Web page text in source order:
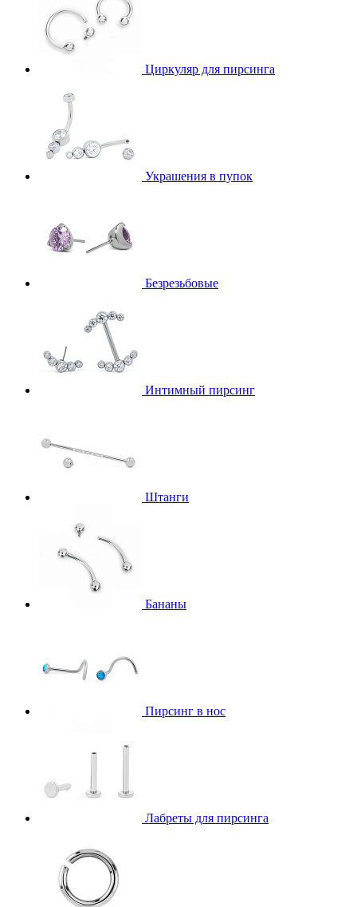
Циркуляр для пирсинга
Украшения в пупок
Безрезьбовые
Интимный пирсинг
Штанги
Бананы
Пирсинг в нос
Лабреты для пирсинга